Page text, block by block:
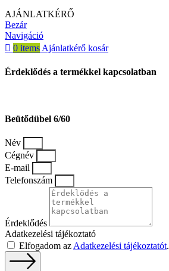
AJÁNLATKÉRŐ
Bezár
Navigáció
0 items Ajánlatkérő kosár
Érdeklődés a termékkel kapcsolatban
Beütődübel 6/60
Név
Cégnév
E-mail
Telefonszám
Érdeklődés
Adatkezelési tájékoztató
Elfogadom az Adatkezelési tájékoztatót.